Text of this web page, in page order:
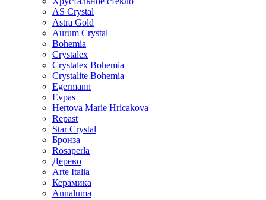
AS Crystal
Astra Gold
Aurum Crystal
Bohemia
Crystalex
Crystalex Bohemia
Crystalite Bohemia
Egermann
Evpas
Hertova Marie Hricakova
Repast
Star Crystal
Бронза
Rosaperla
Дерево
Arte Italia
Керамика
Annaluma